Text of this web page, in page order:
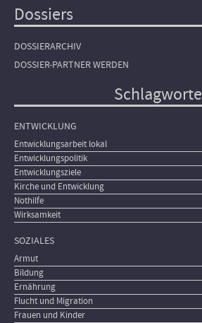
Dossiers
DOSSIERARCHIV
DOSSIER-PARTNER WERDEN
Schlagworte
ENTWICKLUNG
Entwicklungsarbeit lokal
Entwicklungspolitik
Entwicklungsziele
Kirche und Entwicklung
Nothilfe
Wirksamkeit
SOZIALES
Armut
Bildung
Ernährung
Flucht und Migration
Frauen und Kinder